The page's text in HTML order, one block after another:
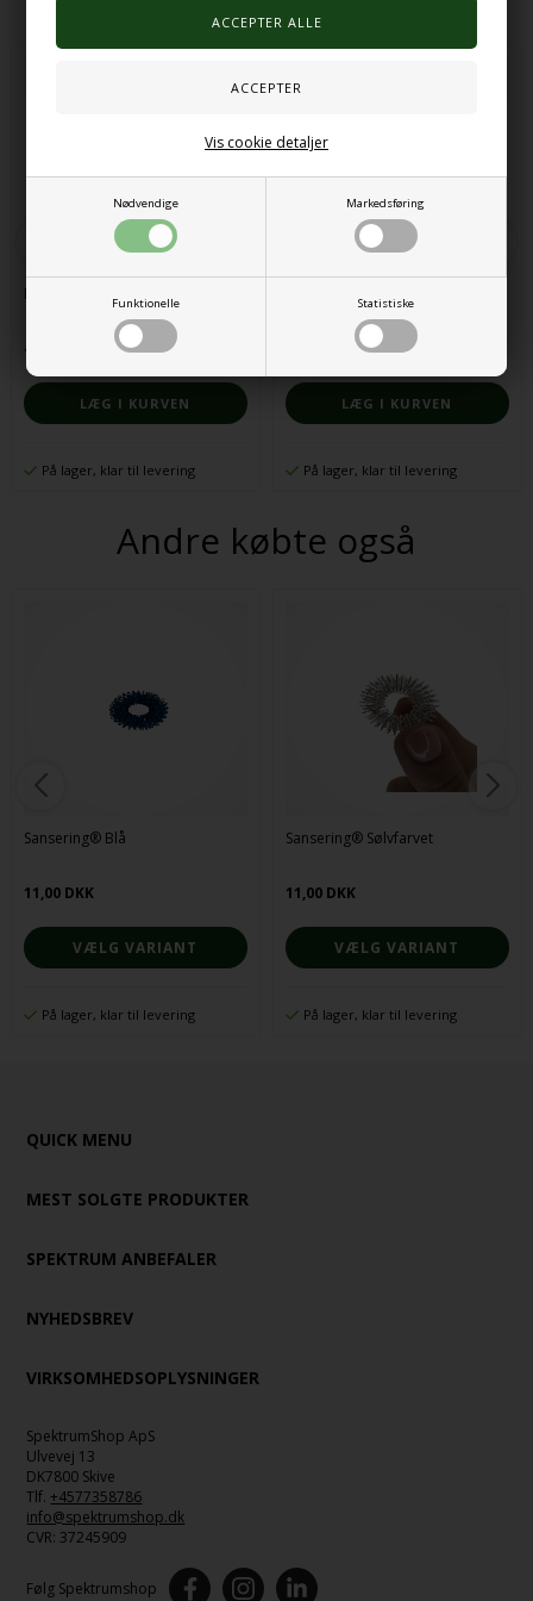
Nødvendige Markedsføring
Funktionelle Statistiske
Vis cookie detaljer
Fidgetkasse 16stk
473,00 DKK
På lager, klar til levering
1.486,00 DKK
På lager, klar til levering
Andre købte også
Sansering® Blå
11,00 DKK
VÆLG VARIANT
På lager, klar til levering
Sansering® Sølvfarvet
11,00 DKK
VÆLG VARIANT
På lager, klar til levering
QUICK MENU
MEST SOLGTE PRODUKTER
SPEKTRUM ANBEFALER
NYHEDSBREV
VIRKSOMHEDSOPLYSNINGER
SpektrumShop ApS
Ulvevej 13
DK7800 Skive
Tlf. +4577358786
info@spektrumshop.dk
CVR: 37245909
Følg Spektrumshop